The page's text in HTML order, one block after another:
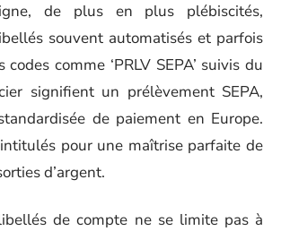
de plus en plus plébiscités,
souvent automatisés et parfois
comme ‘PRLV SEPA’ suivis du
signifient un prélèvement SEPA,
de paiement en Europe.
pour une maîtrise parfaite de
d’argent.
de compte ne se limite pas à